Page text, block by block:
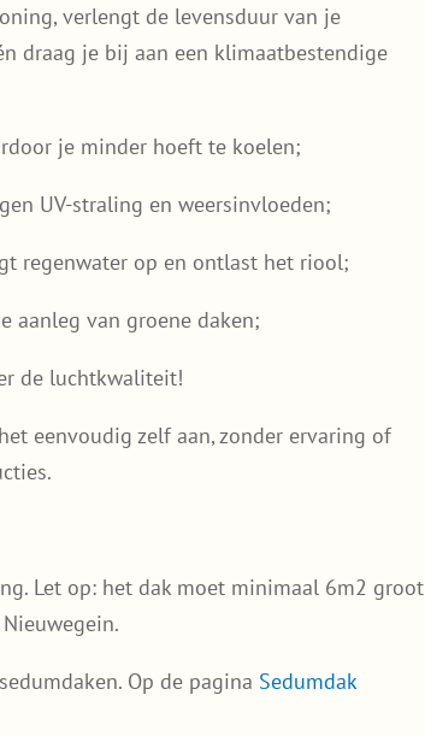
verlengt de levensduur van je
draag je bij aan een klimaatbestendige
je minder hoeft te koelen;
UV-straling en weersinvloeden;
regenwater op en ontlast het riool;
aanleg van groene daken;
de luchtkwaliteit!
eenvoudig zelf aan, zonder ervaring of
Let op: het dak moet minimaal 6m2 groot
Op de pagina Sedumdak